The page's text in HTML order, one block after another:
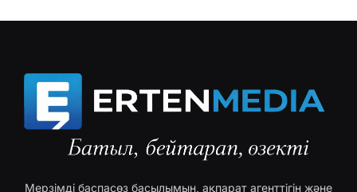
Мерзімді баспасөз басылымын, ақпарат агенттігін және